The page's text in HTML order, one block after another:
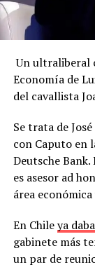
Un ultraliberal
Economía de
del cavallista
Se trata de
con Caputo en
Deutsche Bank.
es asesor ad
área
En Chileya
gabinete más
un par de